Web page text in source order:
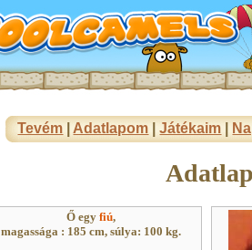
Tevém Adatlapom |Játékaim
Ő egyfiú,
magassága : 185 cm, súlya: 100 kg.